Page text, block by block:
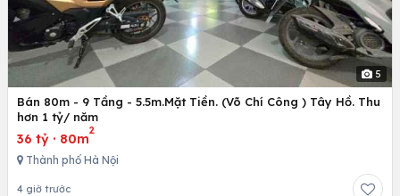
5
Bán 80m - 9 Tầng - 5.5m.Mặt Tiền. (Võ Chí Công ) Tây Hồ. Thu
hơn 1 tỷ/ năm
36 tỷ · 80m
2
Thành phố Hà Nội
4 giờ trước